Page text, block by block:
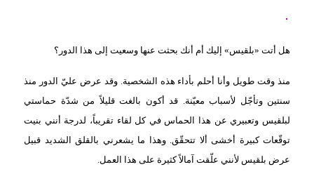
هل أتت «بلقيس» إليك أم أنك بحثت عنها وسعيت إلى هذا الدور؟
منذ وقت طويل وأنا أحلم بأداء هذه الشخصية. وقد عرض عليّ الدور منذ
سنتين وتأجّل لأسباب معيّنة. قد أكون بالغت قليلاً من شدّة حماستي
لبلقيس وتعبيري عن هذا الحماس في كل لقاء تقريباً، لدرجة أنني بنيت
توقّعات كبيرة أخشى ألا تتحقّق. وهذا ما يشعرني بالقلق الشديد قبيل
عرض بلقيس لأنني علّقت آمالاً كثيرة على هذا العمل.
مجلة سيدتي
غلاف رفمي